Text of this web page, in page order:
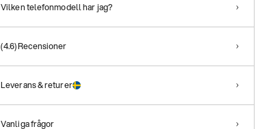
Vilken telefonmodell har jag?
(4.6)Recensioner
Leverans & returer
Vanliga frågor